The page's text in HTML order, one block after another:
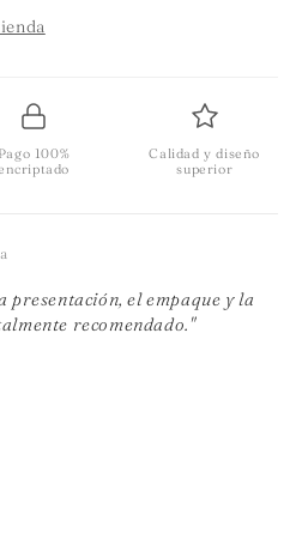
Pago 100%
Calidad y diseño
superior
presentación, el empaque y la
recomendado."